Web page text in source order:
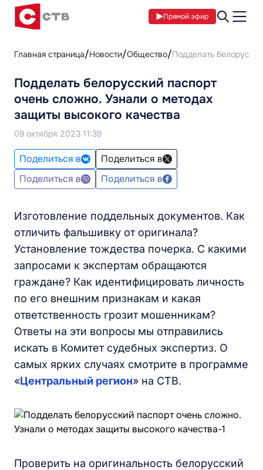
Прямой эфир
Главная страница Новости Общество Подделать
Подделать белорусский паспорт
очень сложно. Узнали о методах
защиты высокого качества
09 октября 2023 11:39
Поделиться в
Поделиться в
Поделиться в
Поделиться в
Изготовление поддельных документов. Как
отличить фальшивку от оригинала?
Установление тождества почерка. С какими
запросами к экспертам обращаются
граждане? Как идентифицировать личность
по его внешним признакам и какая
ответственность грозит мошенникам?
Ответы на эти вопросы мы отправились
искать в Комитет судебных экспертиз. О
самых ярких случаях смотрите в программе
«Центральный регион» на СТВ.
Проверить на оригинальность белорусский